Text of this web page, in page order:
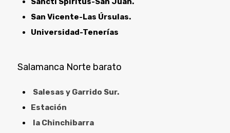
San Vicente-Las Úrsulas.
Universidad-Tenerías
Salamanca Norte barato
Salesas y Garrido Sur.
Estación
la Chinchibarra